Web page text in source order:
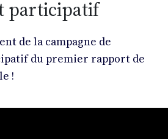
participatif
de la campagne de
du premier rapport de
!